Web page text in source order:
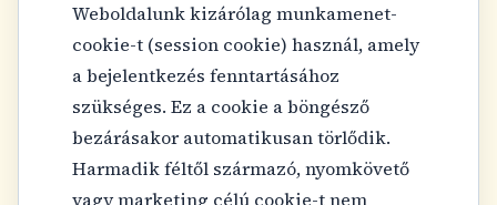
Weboldalunk kizárólag munkamenet-
cookie-t (session cookie) használ, amely
a bejelentkezés fenntartásához
szükséges. Ez a cookie a böngésző
bezárásakor automatikusan törlődik.
Harmadik féltől származó, nyomkövető
vagy marketing célú cookie-t nem